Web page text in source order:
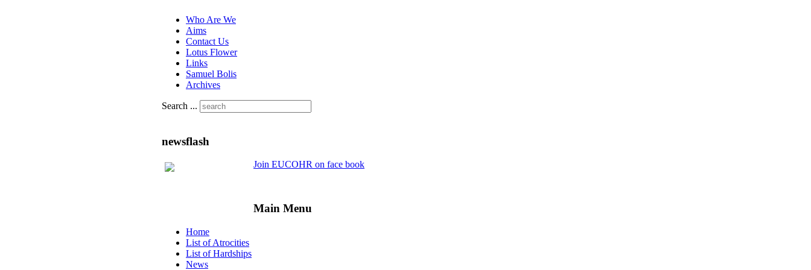
Who Are We
Aims
Contact Us
Lotus Flower
Links
Samuel Bolis
Archives
Search ...
newsflash
Join EUCOHR on face book
Main Menu
Home
List of Atrocities
List of Hardships
News